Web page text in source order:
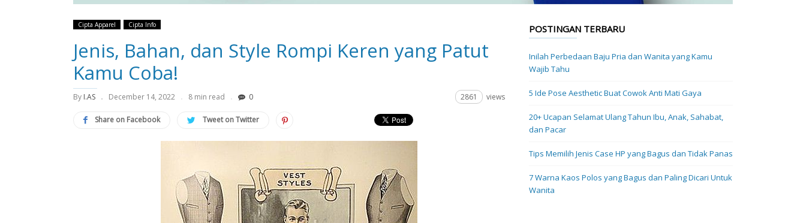
Cipta Apparel Cipta Info
Jenis, Bahan, dan Style Rompi Keren yang Patut
Kamu Coba!
By I.AS December 14, 2022 8 min read 0 2861 views
Share on Facebook Tweet on Twitter
POSTINGAN TERBARU
Inilah Perbedaan Baju Pria dan Wanita yang Kamu
Wajib Tahu
5 Ide Pose Aesthetic Buat Cowok Anti Mati Gaya
20+ Ucapan Selamat Ulang Tahun Ibu, Anak, Sahabat,
dan Pacar
Tips Memilih Jenis Case HP yang Bagus dan Tidak Panas
7 Warna Kaos Polos yang Bagus dan Paling Dicari Untuk
Wanita